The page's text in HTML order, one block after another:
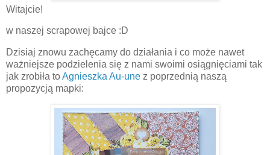
Witajcie!
w naszej scrapowej bajce :D
Dzisiaj znowu zachęcamy do działania i co może nawet
ważniejsze podzielenia się z nami swoimi osiągnięciami tak
jak zrobiła toAgnieszka Au-une z poprzednią naszą
propozycją mapki: